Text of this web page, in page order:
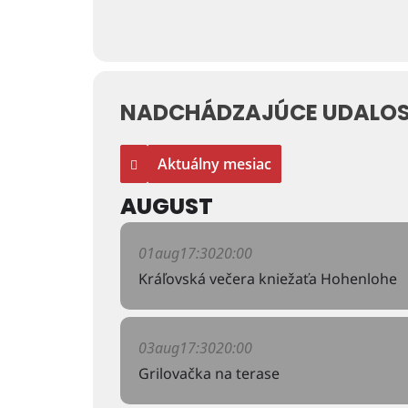
NADCHÁDZAJÚCE
Aktuálny mesiac
AUGUST
01aug17:3020:00
Kráľovská večera kniežaťa Hohenlohe
03aug17:3020:00
Grilovačka na terase